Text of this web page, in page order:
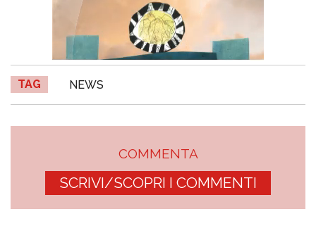
TAG NEWS
COMMENTA
SCRIVI/SCOPRI I COMMENTI